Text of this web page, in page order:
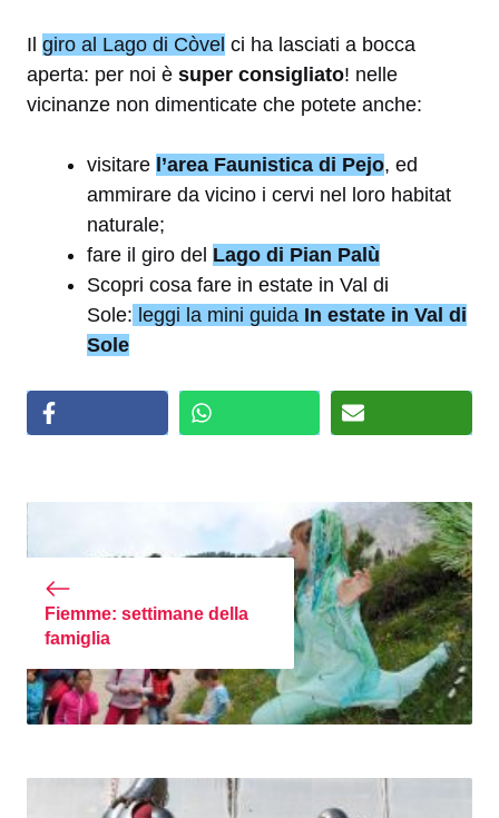
Il giro al Lago di Còvel ci ha lasciati a bocca
aperta: per noi è super consigliato! nelle
vicinanze non dimenticate che potete anche:
visitare l’area Faunistica di Pejo, ed
ammirare da vicino i cervi nel loro habitat
naturale;
fare il giro del Lago di Pian Palù
Scopri cosa fare in estate in Val di
Sole: leggi la mini guida In estate in Val di
Sole
Fiemme: settimane della
famiglia